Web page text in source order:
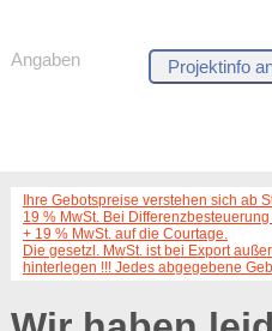
Angaben
Ihre Gebotspreise verstehen sich ab
19 % MwSt. Bei
+ 19 % MwSt. auf die Courtage.
Die gesetzl. MwSt. ist bei Export
hinterlegen !!! Jedes abgegebene